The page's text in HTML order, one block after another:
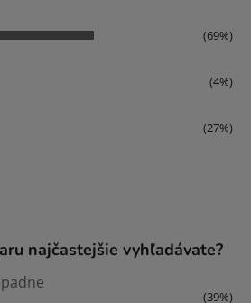
(69%)
(4%)
(27%)
najčastejšie vyhľadávate?
(39%)